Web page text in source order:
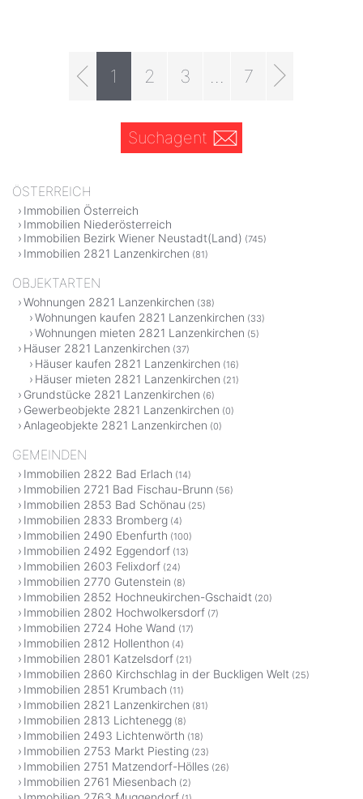
1 2 3 7
Suchagent
ÖSTERREICH
Immobilien Österreich
Immobilien Niederösterreich
Immobilien Bezirk Wiener Neustadt(Land) (745)
Immobilien 2821 Lanzenkirchen (81)
OBJEKTARTEN
Wohnungen 2821 Lanzenkirchen (38)
Wohnungen kaufen 2821 Lanzenkirchen (33)
Wohnungen mieten 2821 Lanzenkirchen (5)
Häuser 2821 Lanzenkirchen (37)
Häuser kaufen 2821 Lanzenkirchen (16)
Häuser mieten 2821 Lanzenkirchen (21)
Grundstücke 2821 Lanzenkirchen (6)
Gewerbeobjekte 2821 Lanzenkirchen (0)
Anlageobjekte 2821 Lanzenkirchen (0)
GEMEINDEN
Immobilien 2822 Bad Erlach (14)
Immobilien 2721 Bad Fischau-Brunn (56)
Immobilien 2853 Bad Schönau (25)
Immobilien 2833 Bromberg (4)
Immobilien 2490 Ebenfurth (100)
Immobilien 2492 Eggendorf (13)
Immobilien 2603 Felixdorf (24)
Immobilien 2770 Gutenstein (8)
Immobilien 2852 Hochneukirchen-Gschaidt (20)
Immobilien 2802 Hochwolkersdorf (7)
Immobilien 2724 Hohe Wand (17)
Immobilien 2812 Hollenthon (4)
Immobilien 2801 Katzelsdorf (21)
Immobilien 2860 Kirchschlag in der Buckligen Welt (25)
Immobilien 2851 Krumbach (11)
Immobilien 2821 Lanzenkirchen (81)
Immobilien 2813 Lichtenegg (8)
Immobilien 2493 Lichtenwörth (18)
Immobilien 2753 Markt Piesting (23)
Immobilien 2751 Matzendorf-Hölles (26)
Immobilien 2761 Miesenbach (2)